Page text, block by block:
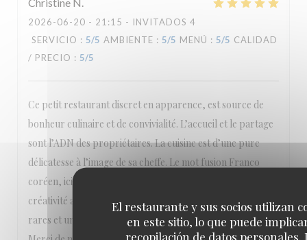
El restaurante y sus socios utilizan
en este sitio, lo que puede
recopilación de datos personales.
2026-06-20 - 21:15 - INVITADOS 4
SERVICIO : 5/5 AMBIENTE : 5/5 MENÚ : 5/5 CALIDAD
/ PRECIO : 5/5
Ce petit restaurant discret en apparence, est source de
bonheur culinaire et de convivialité. L’accueil et le partage
sont l’ADN des propriétaires. La cuisine est d’une pure
délicatesse à l’image de sa cheffe. Le mot fusion Franco
coréen, ici, n’est pas une idée marketing, mais réelle
créativité amoureuse . Sans oublier la collection de sakés
rares et une très belle carte des vins qui ravie les amateurs.